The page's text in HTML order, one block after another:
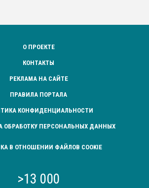
О ПРОЕКТЕ
КОНТАКТЫ
РЕКЛАМА НА САЙТЕ
ПРАВИЛА ПОРТАЛА
КОНФИДЕНЦИАЛЬНОСТИ
ОБРАБОТКУ ПЕРСОНАЛЬНЫХ ДАННЫХ
В ОТНОШЕНИИ ФАЙЛОВ COOKIE
>13 000